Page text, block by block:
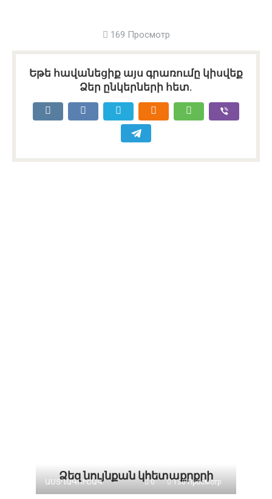
169 Просмотр
Եթե հավանեցիք այս գրառումը կիսվեք
Ձեր ընկերների հետ.
Ձեզ նույնքան կհետաքրքրի
ԱՍՏՂԱԳՈՒՇԱԿ 0 130 Просмотр